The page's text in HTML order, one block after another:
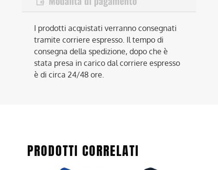
I prodotti acquistati verranno consegnati
tramite corriere espresso. Il tempo di
consegna della spedizione, dopo che è
stata presa in carico dal corriere espresso
è di circa 24/48 ore.
PRODOTTI CORRELATI